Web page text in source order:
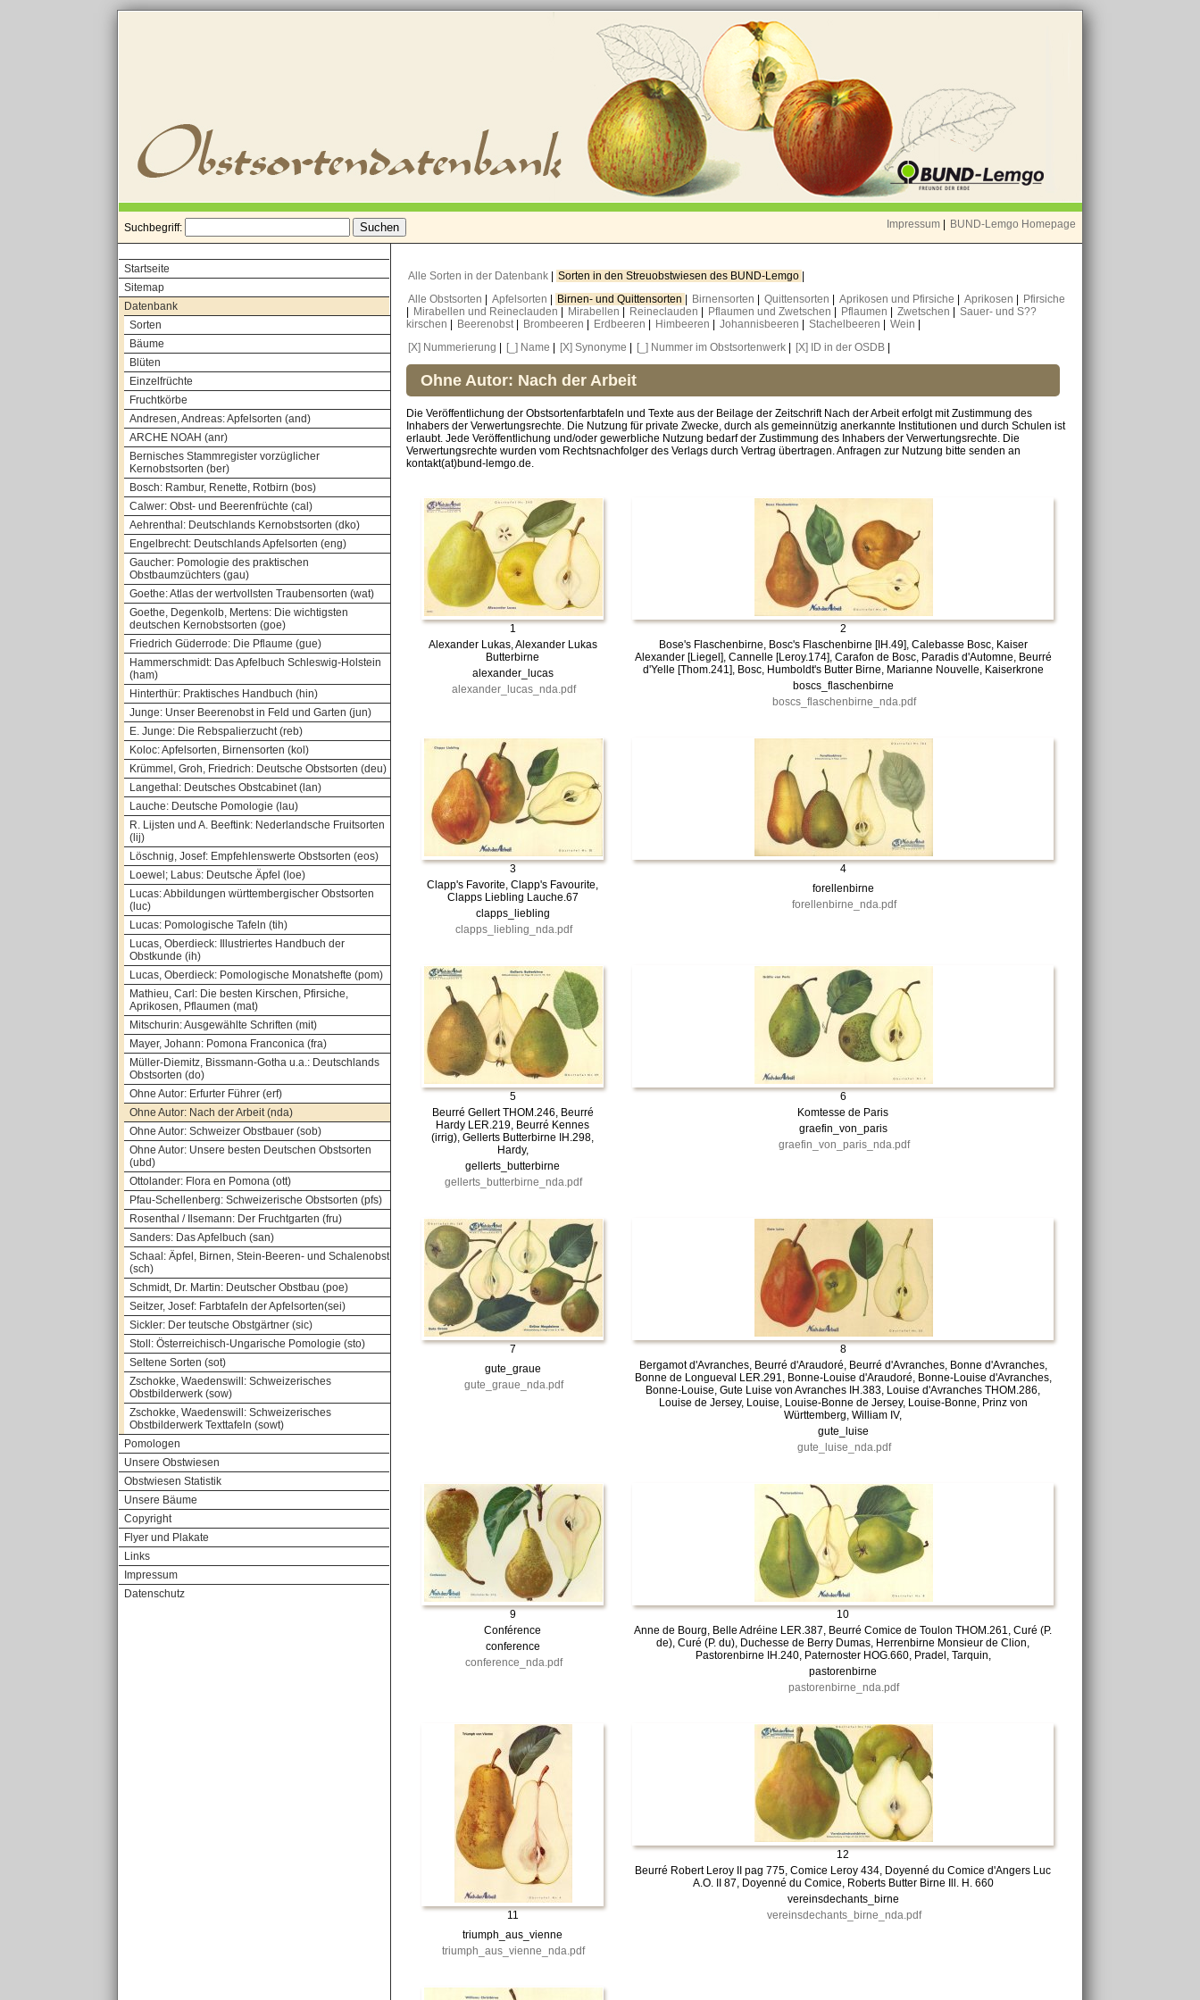
Suchbegriff: Impressum BUND-Lemgo Homepage
Startseite
Sitemap
Datenbank
Sorten
Bäume
Blüten
Einzelfrüchte
Fruchtkörbe
Andresen, Andreas: Apfelsorten (and)
ARCHE NOAH (anr)
Bernisches Stammregister vorzüglicher
Kernobstsorten (ber)
Bosch: Rambur, Renette, Rotbirn (bos)
Calwer: Obst- und Beerenfrüchte (cal)
Aehrenthal: Deutschlands Kernobstsorten (dko)
Engelbrecht: Deutschlands Apfelsorten (eng)
Gaucher: Pomologie des praktischen
Obstbaumzüchters (gau)
Goethe: Atlas der wertvollsten Traubensorten (wat)
Goethe, Degenkolb, Mertens: Die wichtigsten
deutschen Kernobstsorten (goe)
Friedrich Güderrode: Die Pflaume (gue)
Hammerschmidt: Das Apfelbuch Schleswig-Holstein
(ham)
Hinterthür: Praktisches Handbuch (hin)
Junge: Unser Beerenobst in Feld und Garten (jun)
E. Junge: Die Rebspalierzucht (reb)
Koloc: Apfelsorten, Birnensorten (kol)
Krümmel, Groh, Friedrich: Deutsche Obstsorten (deu)
Langethal: Deutsches Obstcabinet (lan)
Lauche: Deutsche Pomologie (lau)
R. Lijsten und A. Beeftink: Nederlandsche Fruitsorten
(lij)
Löschnig, Josef: Empfehlenswerte Obstsorten (eos)
Loewel; Labus: Deutsche Äpfel (loe)
Lucas: Abbildungen württembergischer Obstsorten
(luc)
Lucas: Pomologische Tafeln (tih)
Lucas, Oberdieck: Illustriertes Handbuch der
Obstkunde (ih)
Lucas, Oberdieck: Pomologische Monatshefte (pom)
Mathieu, Carl: Die besten Kirschen, Pfirsiche,
Aprikosen, Pflaumen (mat)
Mitschurin: Ausgewählte Schriften (mit)
Mayer, Johann: Pomona Franconica (fra)
Müller-Diemitz, Bissmann-Gotha u.a.: Deutschlands
Obstsorten (do)
Ohne Autor: Erfurter Führer (erf)
Ohne Autor: Nach der Arbeit (nda)
Ohne Autor: Schweizer Obstbauer (sob)
Ohne Autor: Unsere besten Deutschen Obstsorten
(ubd)
Ottolander: Flora en Pomona (ott)
Pfau-Schellenberg: Schweizerische Obstsorten (pfs)
Rosenthal / Ilsemann: Der Fruchtgarten (fru)
Sanders: Das Apfelbuch (san)
Schaal: Äpfel, Birnen, Stein-Beeren- und Schalenobst
(sch)
Schmidt, Dr. Martin: Deutscher Obstbau (poe)
Seitzer, Josef: Farbtafeln der Apfelsorten(sei)
Sickler: Der teutsche Obstgärtner (sic)
Stoll: Österreichisch-Ungarische Pomologie (sto)
Seltene Sorten (sot)
Zschokke, Waedenswill: Schweizerisches
Obstbilderwerk (sow)
Zschokke, Waedenswill: Schweizerisches
Obstbilderwerk Texttafeln (sowt)
Pomologen
Unsere Obstwiesen
Obstwiesen Statistik
Unsere Bäume
Copyright
Flyer und Plakate
Links
Impressum
Datenschutz
Alle Sorten in der Datenbank Sorten in den Streuobstwiesen des BUND-Lemgo
Alle Obstsorten
Apfelsorten Birnen- und Quittensorten Birnensorten Quittensorten Aprikosen und Pfirsiche Aprikosen
Pfirsiche
Mirabellen und Reineclauden Mirabellen Reineclauden Pflaumen und Zwetschen Pflaumen Zwetschen
Sauer- und S??
kirschen
Beerenobst Brombeeren Erdbeeren Himbeeren Johannisbeeren Stachelbeeren Wein
[X] Nummerierung
[_] Name [X] Synonyme [_] Nummer im Obstsortenwerk [X] ID in der OSDB
Ohne Autor: Nach der Arbeit
Die Veröffentlichung der Obstsortenfarbtafeln und Texte aus der Beilage der Zeitschrift Nach der Arbeit erfolgt mit Zustimmung des
Inhabers der Verwertungsrechte. Die Nutzung für private Zwecke, durch als gemeinnützig anerkannte Institutionen und durch Schulen ist
erlaubt. Jede Veröffentlichung und/oder gewerbliche Nutzung bedarf der Zustimmung des Inhabers der Verwertungsrechte. Die
Verwertungsrechte wurden vom Rechtsnachfolger des Verlags durch Vertrag übertragen. Anfragen zur Nutzung bitte senden an
kontakt(at)bund-lemgo.de.
1
Alexander Lukas, Alexander Lukas
Butterbirne
alexander_lucas
alexander_lucas_nda.pdf
2
Bose's Flaschenbirne, Bosc's Flaschenbirne [IH.49], Calebasse Bosc, Kaiser
Alexander [Liegel], Cannelle [Leroy.174], Carafon de Bosc, Paradis d'Automne, Beurré
d'Yelle [Thom.241], Bosc, Humboldt's Butter Birne, Marianne Nouvelle, Kaiserkrone
boscs_flaschenbirne
boscs_flaschenbirne_nda.pdf
3
Clapp's Favorite, Clapp's Favourite,
Clapps Liebling Lauche.67
clapps_liebling
clapps_liebling_nda.pdf
4
forellenbirne
forellenbirne_nda.pdf
5
Beurré Gellert THOM.246, Beurré
Hardy LER.219, Beurré Kennes
(irrig), Gellerts Butterbirne IH.298,
Hardy,
gellerts_butterbirne
gellerts_butterbirne_nda.pdf
6
Komtesse de Paris
graefin_von_paris
graefin_von_paris_nda.pdf
7
gute_graue
gute_graue_nda.pdf
8
Bergamot d'Avranches, Beurré d'Araudoré, Beurré d'Avranches, Bonne d'Avranches,
Bonne de Longueval LER.291, Bonne-Louise d'Araudoré, Bonne-Louise d'Avranches,
Bonne-Louise, Gute Luise von Avranches IH.383, Louise d'Avranches THOM.286,
Louise de Jersey, Louise, Louise-Bonne de Jersey, Louise-Bonne, Prinz von
Württemberg, William IV,
gute_luise
gute_luise_nda.pdf
9
Conférence
conference
conference_nda.pdf
10
Anne de Bourg, Belle Adréine LER.387, Beurré Comice de Toulon THOM.261, Curé (P.
de), Curé (P. du), Duchesse de Berry Dumas, Herrenbirne Monsieur de Clion,
Pastorenbirne IH.240, Paternoster HOG.660, Pradel, Tarquin,
pastorenbirne
pastorenbirne_nda.pdf
11
triumph_aus_vienne
triumph_aus_vienne_nda.pdf
12
Beurré Robert Leroy II pag 775, Comice Leroy 434, Doyenné du Comice d'Angers Luc
A.O. II 87, Doyenné du Comice, Roberts Butter Birne Ill. H. 660
vereinsdechants_birne
vereinsdechants_birne_nda.pdf